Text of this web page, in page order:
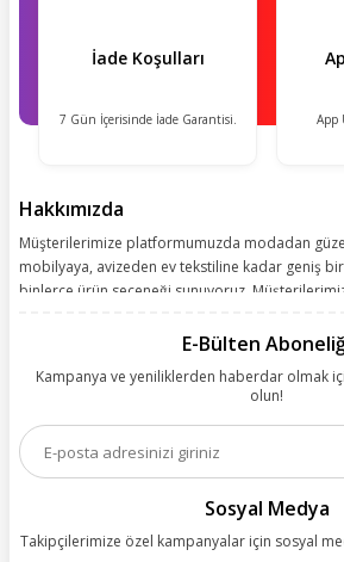
İade Koşulları
7 Gün İçerisinde İade Garantisi.
App
Hakkımızda
Müşterilerimize platformumuzda modadan
mobilyaya, avizeden ev tekstiline kadar geniş
binlerce ürün seçeneği sunuyoruz.
kolay, kusursuz ve keyifli bir alışveriş yolculuğu
olanakları sunuyoruz. Çalışmalarımızı
esas alarak yürütüyoruz.
E-Bülten
Kampanya ve yeniliklerden haberdar olmak
olun!
Sosyal Medya
Takipçilerimize özel kampanyalar için sosyal